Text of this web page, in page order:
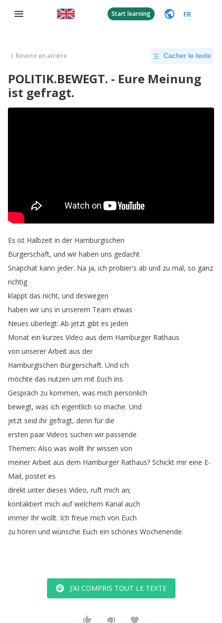
Start learning FR
Revenir en arrière Cacher le texte
POLITIK.BEWEGT. - Eure Meinung
ist gefragt.
Es ist Halbzeit in der Hamburgischen
Bürgerschaft, und wir haben uns gedacht
Snapchat kann jeder. Na ja, ich probier's ab und zu mal, so ganz
richtig
klappt das nicht, und deswegen
haben wir uns in unserem Team etwas
Neues überlegt: Ab jetzt gibt es jeden
Monat ein kurzes Video aus dem Hamburger Rathaus
von unserer Arbeit aus der
Hamburgischen Bürgerschaft. Und ich
möchte das nutzen um mit Euch ins
Gespräch zu kommen, was mich persönlich
bewegt, was ich eigentlich so mache. Und
jetzt seid ihr gefragt, denn für die
ersten paar Videos suchen wir passende
Themen: Also was wollt Ihr wissen von
meiner Arbeit aus dem Hamburger Rathaus? Schickt mir eine E-
Mail, postet es
direkt unter dieses Video, ruft mich an;
kontaktiert mich auf welchem Kanal auch
immer Ihr wollt. Ich freue mich von Euch
zu hören und wünsche Euch ein schönes Wochenende.
J’AI COMPRIS TOUT LE TEXTE